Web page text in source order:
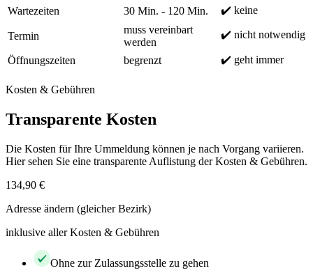
Wartezeiten
30 Min. - 120 Min. ✔️ keine
Termin
muss vereinbart
werden
✔️ nicht notwendig
Öffnungszeiten begrenzt ✔️ geht immer
Kosten & Gebühren
Transparente Kosten
Die Kosten für Ihre Ummeldung können je nach Vorgang variieren.
Hier sehen Sie eine transparente Auflistung der Kosten & Gebühren.
134,90 €
Adresse ändern (gleicher Bezirk)
inklusive aller Kosten & Gebühren
Ohne zur Zulassungsstelle zu gehen